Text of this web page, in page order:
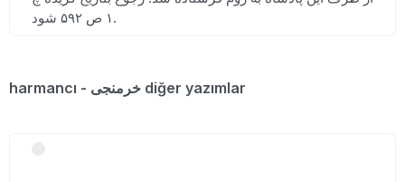
۱ ص ۵۹۲ شود.
harmancı - خرمنجی diğer yazımlar